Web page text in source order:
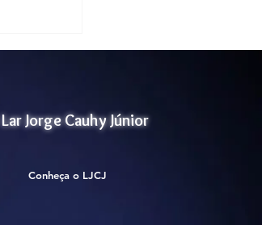
Lar Jorge Cauhy Júnior
Conheça o LJCJ